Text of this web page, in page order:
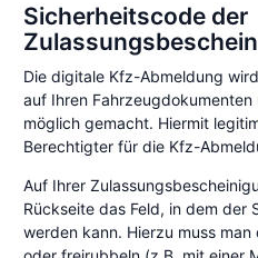
Sicherheitscode der
Die digitale Kfz-Abmeldung
auf Ihren
möglich gemacht. Hiermit
Berechtigter für die Kfz-
Auf Ihrer
Rückseite das Feld, in dem der
werden kann. Hierzu muss